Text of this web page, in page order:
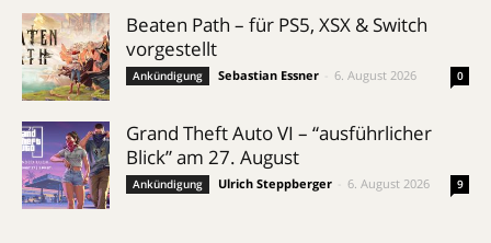
Beaten Path – für PS5, XSX & Switch
vorgestellt
Ankündigung Sebastian Essner 6. August 2026 0
Grand Theft Auto VI – “ausführlicher
Blick” am 27. August
Ankündigung Ulrich Steppberger 6. August 2026 9